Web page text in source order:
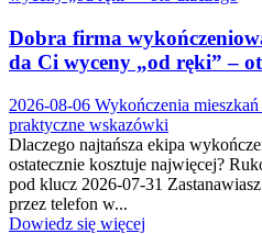
Dobra firma
da Ci wyceny „od ręki” –
2026-08-06 Wykończenia
praktyczne wskazówki
Dlaczego najtańsza ekipa
ostatecznie kosztuje najwięcej?
pod klucz 2026-07-31
przez telefon w...
Dowiedz się więcej